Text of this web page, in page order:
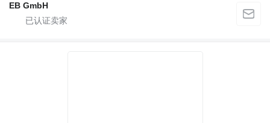
EB GmbH